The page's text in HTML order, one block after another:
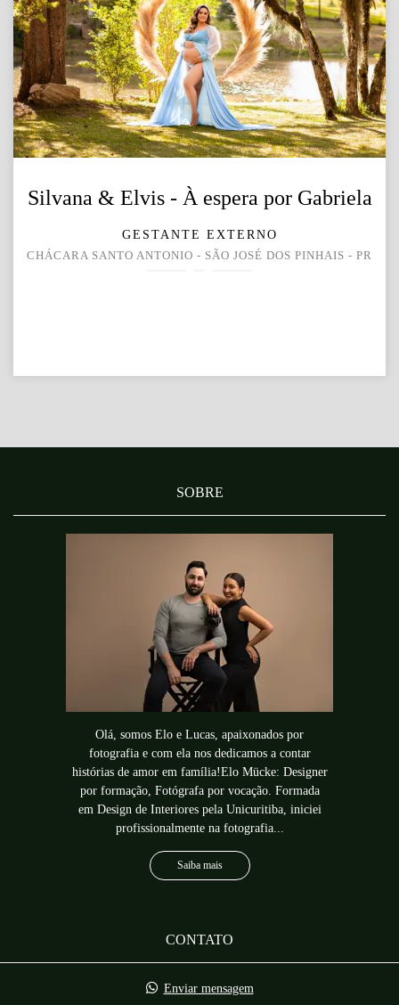
Silvana & Elvis - À espera por Gabriela
GESTANTE EXTERNO
CHÁCARA SANTO ANTONIO - SÃO JOSÉ DOS PINHAIS - PR
SOBRE
Olá, somos Elo e Lucas, apaixonados por
fotografia e com ela nos dedicamos a contar
histórias de amor em família!Elo Mücke: Designer
por formação, Fotógrafa por vocação. Formada
em Design de Interiores pela Unicuritiba, iniciei
profissionalmente na fotografia...
Saiba mais
CONTATO
Enviar mensagem